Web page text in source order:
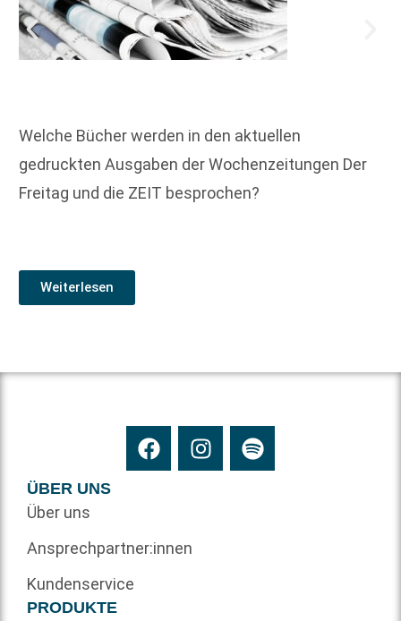
Welche Bücher werden in den aktuellen
gedruckten Ausgaben der Wochenzeitungen Der
Freitag und die ZEIT besprochen?
Weiterlesen
ÜBER UNS
Über uns
Ansprechpartner:innen
Kundenservice
PRODUKTE